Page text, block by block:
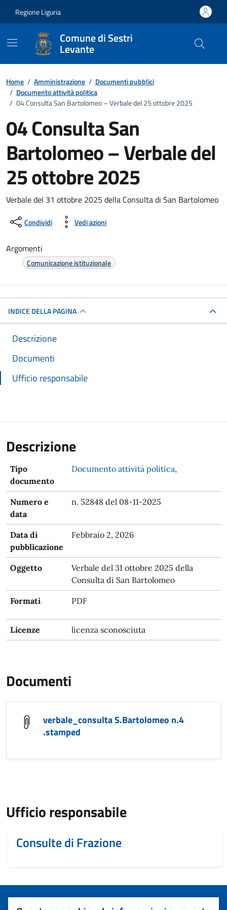
Regione Liguria
Comune di Sestri
Levante
Home / Amministrazione / Documenti pubblici
/ Documento attività politica
/ 04 Consulta San Bartolomeo – Verbale del 25 ottobre 2025
04 Consulta San
Bartolomeo – Verbale del
25 ottobre 2025
Dettagli del documento
Verbale del 31 ottobre 2025 della Consulta di San Bartolomeo
Condividi Vedi azioni
Argomenti
Comunicazione istituzionale
INDICE DELLA PAGINA
Descrizione
Documenti
Ufficio responsabile
Descrizione
Tipo
documento
Documento attività politica,
Numero e
data
n. 52848 del 08-11-2025
Data di
pubblicazione
Febbraio 2, 2026
Oggetto
Verbale del 31 ottobre 2025 della
Consulta di San Bartolomeo
Formati PDF
Licenze licenza sconosciuta
Documenti
verbale_consulta S.Bartolomeo n.4
.stamped
Ufficio responsabile
Consulte di Frazione